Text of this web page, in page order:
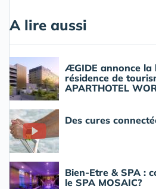
A lire aussi
ÆGIDE annonce la
résidence de
APARTHOTEL
Des cures
Bien-Etre & SPA :
le SPA MOSAIC?